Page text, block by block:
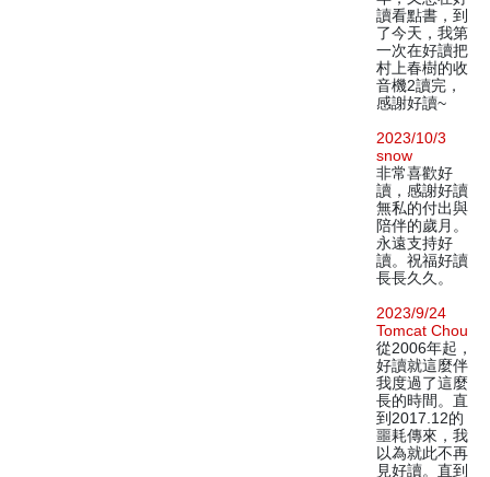
讀看點書，到
了今天，我第
一次在好讀把
村上春樹的收
音機2讀完，
感謝好讀~
2023/10/3
snow
非常喜歡好
讀，感謝好讀
無私的付出與
陪伴的歲月。
永遠支持好
讀。祝福好讀
長長久久。
2023/9/24
Tomcat Chou
從2006年起，
好讀就這麼伴
我度過了這麼
長的時間。直
到2017.12的
噩耗傳來，我
以為就此不再
見好讀。直到